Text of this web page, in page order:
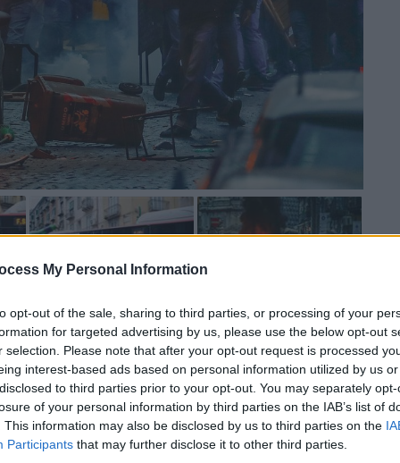
My Personal Information
opt-out of the sale, sharing to third parties, or processing of your
for targeted advertising by us, please use the below opt-out
selection. Please note that after your opt-out request is processed
interest-based ads based on personal information utilized by us
to third parties prior to your opt-out. You may separately
of your personal information by third parties on the IAB’s list of
This information may also be disclosed by us to third parties on the
Participants that may further disclose it to other third parties.
το ΕΘΝΟΣ στη Google
πριν από το παιχνίδι της τοπικής ομάδας
νοκ άουτ τουChampions League. Οι
έχουν και την καλύτερη φήμη, πήγαν με
ακολούθησε... χάος!